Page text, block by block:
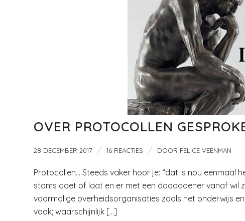
OVER PROTOCOLLEN
28 DECEMBER 2017 / 16 REACTIES / DOOR FELICE VEENMAN
Protocollen… Steeds vaker hoor je: “dat is nou eenmaal
stoms doet of laat en er met een dooddoener vanaf wil
voormalige overheidsorganisaties zoals het onderwijs
vaak; waarschijnlijk […]